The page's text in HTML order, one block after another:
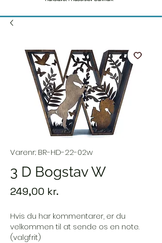
Varenr.: BR-HD-22-02w
3 D Bogstav W
249,00 kr.
Hvis du har kommentarer, er du
velkommen til at sende os en note.
(valgfrit)